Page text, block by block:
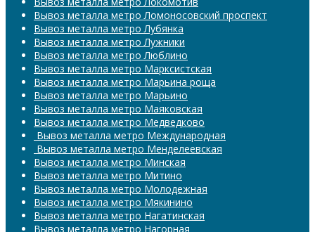
Вывоз металла метро Ломоносовский проспект
Вывоз металла метро Лубянка
Вывоз металла метро Лужники
Вывоз металла метро Люблино
Вывоз металла метро Марксистская
Вывоз металла метро Марьина роща
Вывоз металла метро Марьино
Вывоз металла метро Маяковская
Вывоз металла метро Медведково
​​​​​​​ Вывоз металла метро Международная
​​​​​​​ Вывоз металла метро Менделеевская
Вывоз металла метро Минская
Вывоз металла метро Митино
Вывоз металла метро Молодежная
Вывоз металла метро Мякинино
Вывоз металла метро Нагатинская
Вывоз металла метро Нагорная